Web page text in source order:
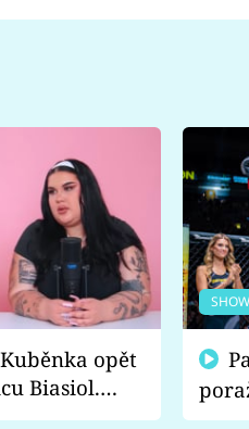
opět
Biasiol.
falešná a